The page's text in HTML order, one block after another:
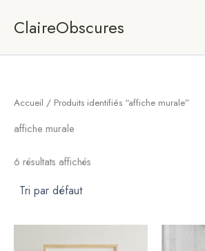
ClaireObscures
Accueil / Produits identifiés “affiche murale”
affiche murale
6 résultats affichés